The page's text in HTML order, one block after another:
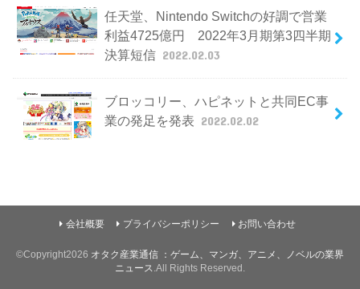
任天堂、Nintendo Switchの好調で営業
利益4725億円 2022年3月期第3四半期
決算短信 2022.02.03
ブロッコリー、ハピネットと共同EC事
業の発足を発表 2022.02.02
会社概要 プライバシーポリシー お問い合わせ
©Copyright2026 オタク産業通信 ：ゲーム、マンガ、アニメ、ノベルの業界
ニュース .All Rights Reserved.